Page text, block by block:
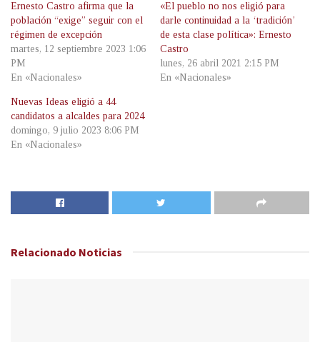
Ernesto Castro afirma que la
población “exige” seguir con el
régimen de excepción
martes, 12 septiembre 2023 1:06
PM
En «Nacionales»
«El pueblo no nos eligió para
darle continuidad a la ‘tradición’
de esta clase política»: Ernesto
Castro
lunes, 26 abril 2021 2:15 PM
En «Nacionales»
Nuevas Ideas eligió a 44
candidatos a alcaldes para 2024
domingo, 9 julio 2023 8:06 PM
En «Nacionales»
Relacionado Noticias